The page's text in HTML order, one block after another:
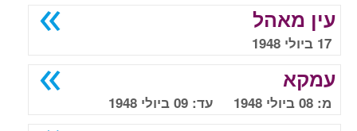
עין מאהל
17 ביולי 1948
עמקא
מ: 08 ביולי 1948 עד: 09 ביולי 1948